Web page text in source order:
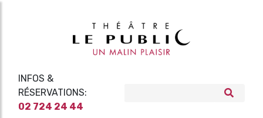
INFOS &
RÉSERVATIONS:
02 724 24 44